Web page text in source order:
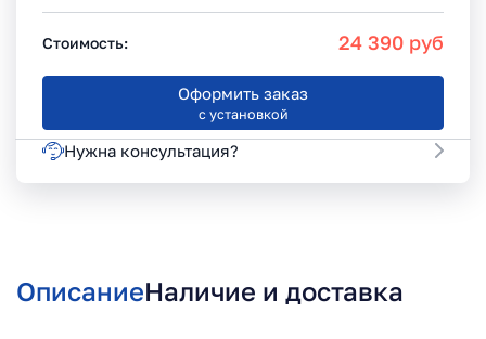
Стоимость: 24 390 руб
Оформить заказ
с установкой
Нужна консультация?
ОписаниеНаличие и доставка